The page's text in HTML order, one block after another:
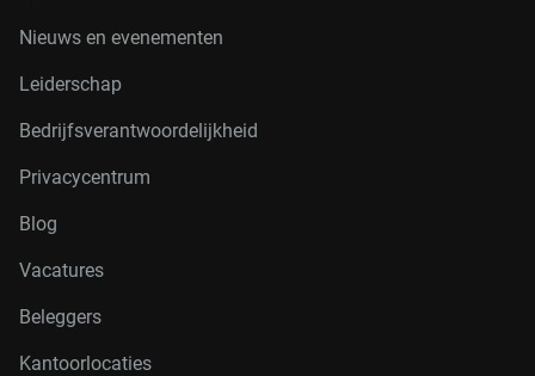
Nieuws en evenementen
Leiderschap
Bedrijfsverantwoordelijkheid
Privacycentrum
Blog
Vacatures
Beleggers
Kantoorlocaties